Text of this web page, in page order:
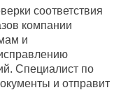
соответствия
компании
и
Специалист по
и отправит